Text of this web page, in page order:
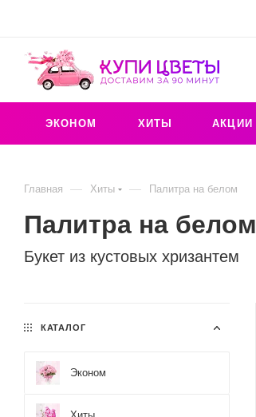
ЭКОНОМ ХИТЫ АКЦИИ
Главная — Хиты — Палитра на белом
Букет из кустовых хризантем
Палитра на белом
КАТАЛОГ
Эконом
Хиты